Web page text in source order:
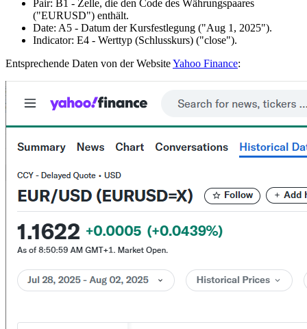
Pair: B1 - Zelle, die den Code des Währungspaares
("EURUSD") enthält.
Date: A5 - Datum der Kursfestlegung ("Aug 1, 2025").
Indicator: E4 - Werttyp (Schlusskurs) ("close").
Entsprechende Daten von der WebsiteYahoo Finance: